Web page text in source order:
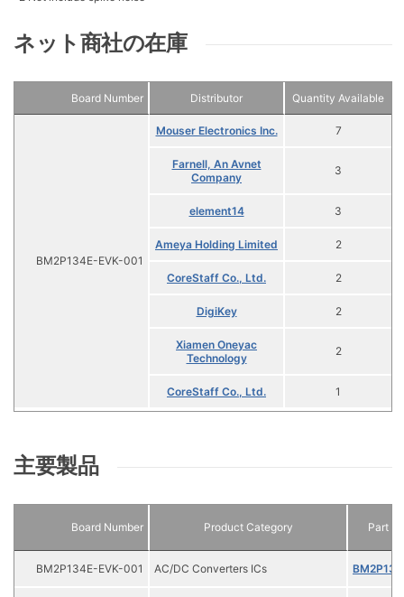
ネット商社の在庫
Board Number Distributor Quantity Available
BM2P134E-EVK-001
Mouser Electronics Inc. 7
Farnell, An Avnet
Company
3
element14 3
Ameya Holding Limited 2
CoreStaff Co., Ltd. 2
DigiKey 2
Xiamen Oneyac
Technology
2
CoreStaff Co., Ltd. 1
主要製品
Board Number Product Category Part
BM2P134E-EVK-001 AC/DC Converters ICs